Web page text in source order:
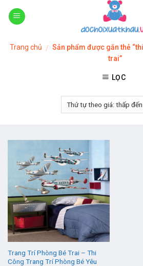
Skip
Trang chủ / Sản phẩm được gắn thẻ
trai”
LỌC
Trang Trí Phòng Bé Trai – Thi
Công Trang Trí Phòng Bé Yêu